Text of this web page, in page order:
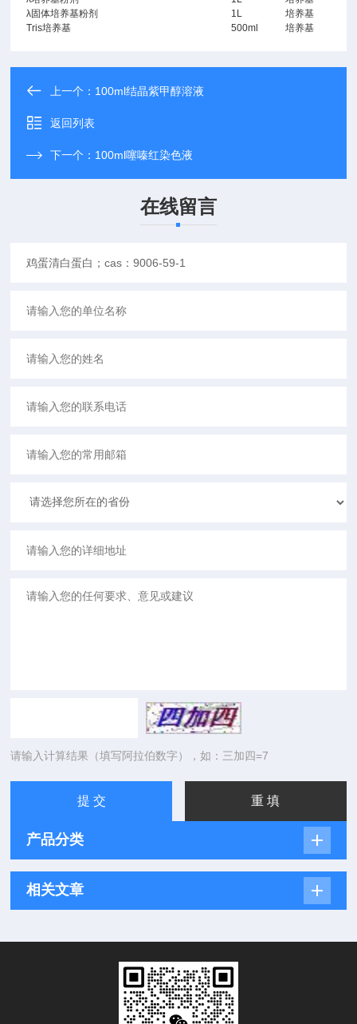
λ固体培养基粉剂
1L
培养基
Tris培养基
500ml 培养基
上一个： 100ml结晶紫甲醇溶液
返回列表
下一个： 100ml噻嗪红染色液
在线留言
请输入计算结果（填写阿拉伯数字），如：三加四=7
产品分类
相关文章